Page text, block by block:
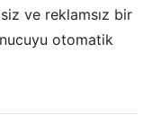
ve reklamsız bir
otomatik